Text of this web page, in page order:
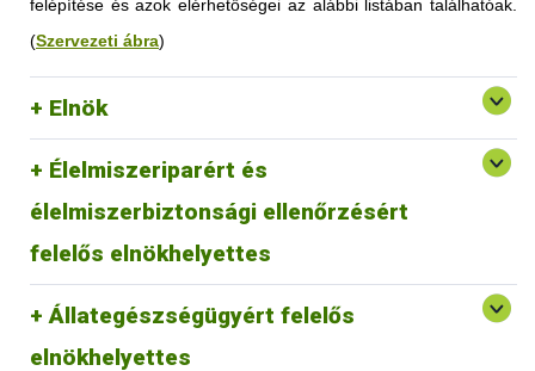
felépítése és azok elérhetőségei az alábbi listában találhatóak.
(Szervezeti ábra)
Elnök
Élelmiszeriparért és
élelmiszerbiztonsági ellenőrzésért
felelős elnökhelyettes
Állategészségügyért felelős
elnökhelyettes